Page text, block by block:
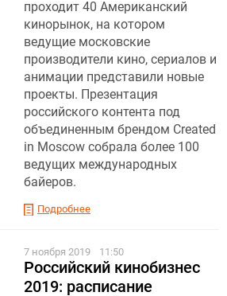
проходит 40 Американский
кинорынок, на котором
ведущие московские
производители кино, сериалов и
анимации представили новые
проекты. Презентация
российского контента под
объединенным брендом Created
in Moscow собрала более 100
ведущих международных
байеров.
Подробнее
7 ноября 2019 11:50
Российский кинобизнес
2019: расписание